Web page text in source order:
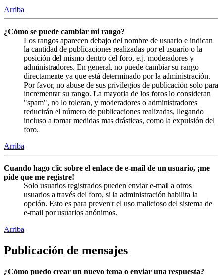
Arriba
¿Cómo se puede cambiar mi rango?
Los rangos aparecen debajo del nombre de usuario e indican
la cantidad de publicaciones realizadas por el usuario o la
posición del mismo dentro del foro, e.j. moderadores y
administradores. En general, no puede cambiar su rango
directamente ya que está determinado por la administración.
Por favor, no abuse de sus privilegios de publicación solo para
incrementar su rango. La mayoría de los foros lo consideran
"spam", no lo toleran, y moderadores o administradores
reducirán el número de publicaciones realizadas, llegando
incluso a tomar medidas mas drásticas, como la expulsión del
foro.
Arriba
Cuando hago clic sobre el enlace de e-mail de un usuario, ¡me
pide que me registre!
Solo usuarios registrados pueden enviar e-mail a otros
usuarios a través del foro, si la administración habilita la
opción. Esto es para prevenir el uso malicioso del sistema de
e-mail por usuarios anónimos.
Arriba
Publicación de mensajes
¿Cómo puedo crear un nuevo tema o enviar una respuesta?